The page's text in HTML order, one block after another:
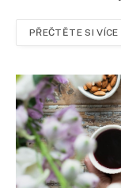
PŘEČTĚTE SI VÍCE